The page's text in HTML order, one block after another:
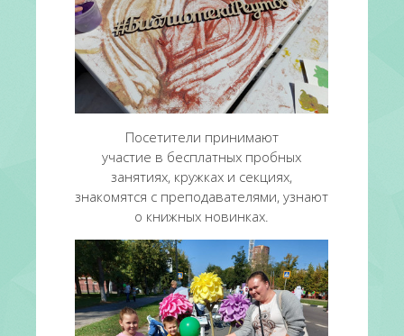
Посетители принимают
участие в бесплатных пробных
занятиях, кружках и секциях,
знакомятся с преподавателями, узнают
о книжных новинках.